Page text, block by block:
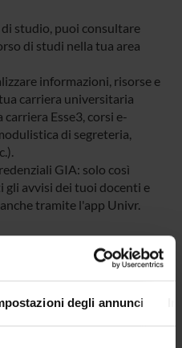
degli annunci
di studio, puoi consultare
di studi nella tua area
informazioni, risorse e
carriera universitaria
Esse3, corsi e-
di segreteria,
GIA: solo così
avvisi dei tuoi docenti e
tramite l'app Univr.